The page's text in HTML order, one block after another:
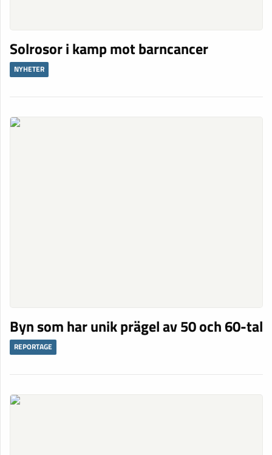
Solrosor i kamp mot barncancer
NYHETER
Byn som har unik prägel av 50 och 60-tal
REPORTAGE